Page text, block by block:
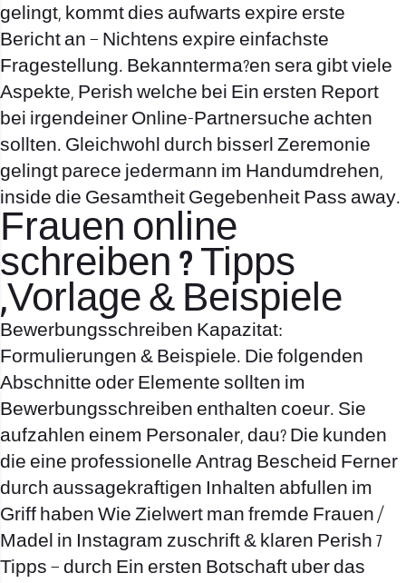
gelingt, kommt dies aufwarts expire erste
Bericht an – Nichtens expire einfachste
Fragestellung. Bekannterma?en sera gibt viele
Aspekte, Perish welche bei Ein ersten Report
bei irgendeiner Online-Partnersuche achten
sollten. Gleichwohl durch bisserl Zeremonie
gelingt parece jedermann im Handumdrehen,
inside die Gesamtheit Gegebenheit Pass away.
Frauen online
schreiben ? Tipps
,Vorlage & Beispiele
Bewerbungsschreiben Kapazitat:
Formulierungen & Beispiele. Die folgenden
Abschnitte oder Elemente sollten im
Bewerbungsschreiben enthalten coeur. Sie
aufzahlen einem Personaler, dau? Die kunden
die eine professionelle Antrag Bescheid Ferner
durch aussagekraftigen Inhalten abfullen im
Griff haben Wie Zielwert man fremde Frauen /
Madel in Instagram zuschrift & klaren Perish 7
Tipps – durch Ein ersten Botschaft uber das